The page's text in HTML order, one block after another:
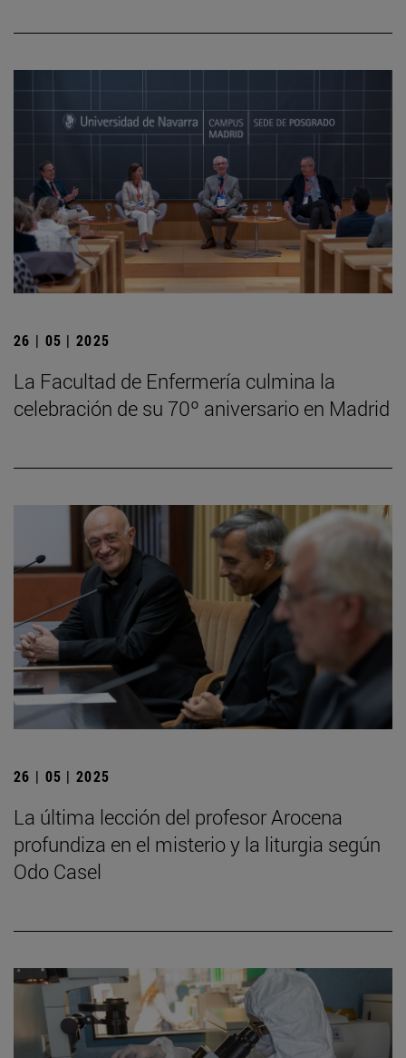
26 | 05 | 2025
La Facultad de Enfermería culmina la
celebración de su 70º aniversario en Madrid
26 | 05 | 2025
La última lección del profesor Arocena
profundiza en el misterio y la liturgia según
Odo Casel